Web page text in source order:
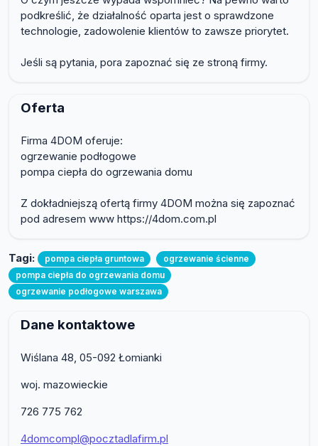
podkreślić, że działalność oparta jest o sprawdzone
technologie, zadowolenie klientów to zawsze priorytet.
Jeśli są pytania, pora zapoznać się ze stroną firmy.
Oferta
Firma 4DOM oferuje:
ogrzewanie podłogowe
pompa ciepła do ogrzewania domu
Z dokładniejszą ofertą firmy 4DOM można się zapoznać
pod adresem www https://4dom.com.pl
Tagi: pompa ciepła gruntowa
ogrzewanie ścienne
pompa ciepła do ogrzewania domu
ogrzewanie podłogowe warszawa
Dane kontaktowe
Wiślana 48, 05-092 Łomianki
woj. mazowieckie
726 775 762
4domcompl@pocztadlafirm.pl